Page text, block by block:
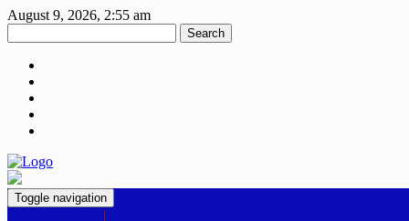
August 9, 2026, 2:55 am
Search
Toggle navigation